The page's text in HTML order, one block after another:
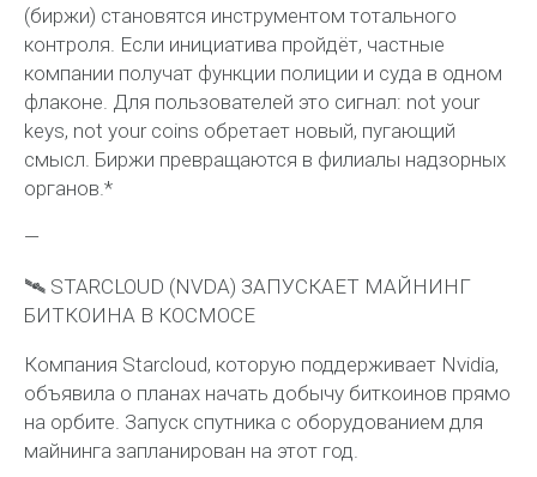
(биржи) становятся инструментом тотального
контроля. Если инициатива пройдёт, частные
компании получат функции полиции и суда в одном
флаконе. Для пользователей это сигнал: not your
keys, not your coins обретает новый, пугающий
смысл. Биржи превращаются в филиалы надзорных
органов.*
—
🛰 STARCLOUD (NVDA) ЗАПУСКАЕТ МАЙНИНГ
БИТКОИНА В КОСМОСЕ
Компания Starcloud, которую поддерживает Nvidia,
объявила о планах начать добычу биткоинов прямо
на орбите. Запуск спутника с оборудованием для
майнинга запланирован на этот год.